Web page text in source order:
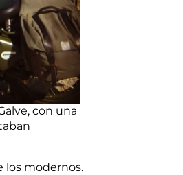
con una
los modernos.